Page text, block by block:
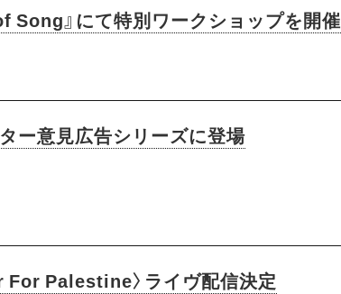
Song』にて特別ワークショップを開催
ー意見広告シリーズに登場
For Palestine〉ライヴ配信決定